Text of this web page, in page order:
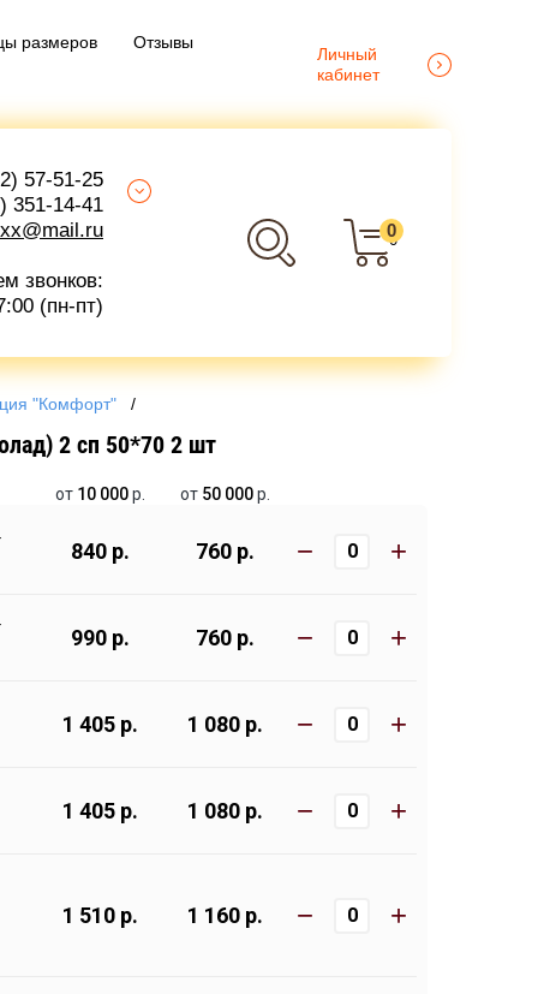
размеров Отзывы
Личный
кабинет
57-51-25
351-14-41
звонков:
(пн-пт)
0
0
"Комфорт"
   /
2 сп 50*70 2 шт
840 р.
от 10 000р.
760 р.
от 50 000р.
− +
990 р. 760 р. − +
1 405 р. 1 080 р. − +
1 405 р. 1 080 р. − +
1 510 р. 1 160 р. − +